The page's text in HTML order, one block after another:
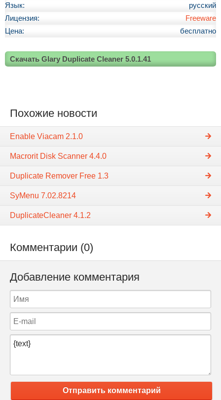
Язык:
русский
Лицензия:
Freeware
Цена:
бесплатно
Скачать Glary Duplicate Cleaner 5.0.1.41
Похожие новости
Enable Viacam 2.1.0
Macrorit Disk Scanner 4.4.0
Duplicate Remover Free 1.3
SyMenu 7.02.8214
DuplicateCleaner 4.1.2
Комментарии (0)
Добавление комментария
Отправить комментарий